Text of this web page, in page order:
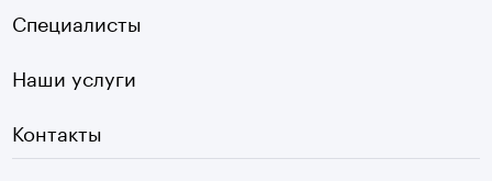
Плазмотерапия суставов
Первичный прием
Специалисты
Наши услуги
Контакты